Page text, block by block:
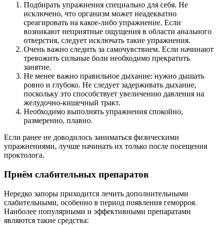
Подбирать упражнения специально для себя. Не
исключено, что организм может неадекватно
среагировать на какое-либо упражнение. Если
возникают неприятные ощущения в области анального
отверстия, следует исключать такие упражнения.
Очень важно следить за самочувствием. Если начинают
тревожить сильные боли необходимо прекратить
занятие.
Не менее важно правильное дыхание: нужно дышать
ровно и глубоко. Не следует задерживать дыхание,
поскольку это способствует увеличению давления на
желудочно-кишечный тракт.
Необходимо выполнять упражнения спокойно,
размеренно, плавно.
Если ранее не доводилось заниматься физическими
упражнениями, лучше начинать их только после посещения
проктолога.
Приём слабительных препаратов
Нередко запоры приходится лечить дополнительными
слабительными, особенно в период появления геморроя.
Наиболее популярными и эффективными препаратами
являются такие средства: